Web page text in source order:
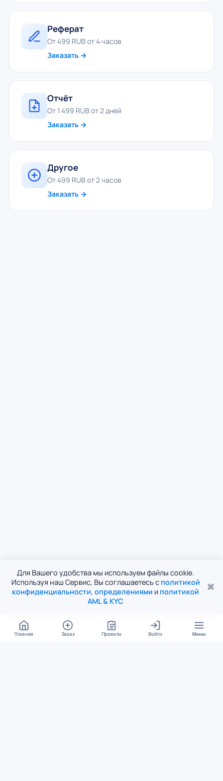
Для Вашего удобства мы используем файлы cookie.
Используя наш Сервис, Вы соглашаетесь с политикой
конфиденциальности, определениями и политикой
AML & KYC
✖
Главная Заказ Проекты Войти Меню
Реферат
От 499 RUB от 4 часов
Заказать →
Отчёт
От 1 499 RUB от 2 дней
Заказать →
Другое
От 499 RUB от 2 часов
Заказать →